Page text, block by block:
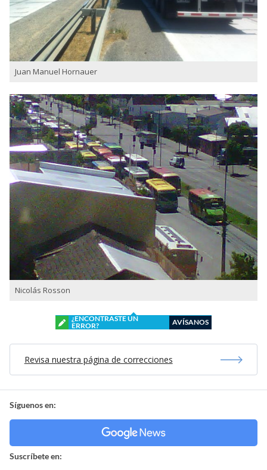
Juan Manuel Hornauer
Nicolás Rosson
¿ENCONTRASTE UN
ERROR?
AVÍSANOS
Revisa nuestra página de correcciones
Síguenos en:
Suscríbete en: